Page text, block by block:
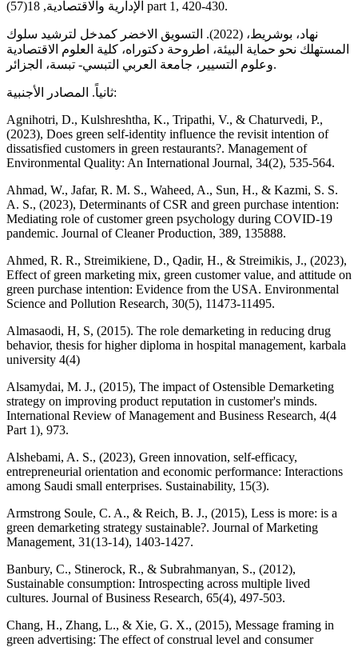
الإدارية والاقتصادية, 18(57) part 1, 420-430.
نهاد، بوشريط، (2022). التسويق الاخضر كمدخل لترشيد سلوك
المستهلك نحو حماية البيئة، اطروحة دكتوراه، كلية العلوم الاقتصادية
وعلوم التسيير، جامعة العربي التبسي- تبسة، الجزائر.
ثانياً. المصادر الأجنبية:
Agnihotri, D., Kulshreshtha, K., Tripathi, V., & Chaturvedi, P.,
(2023), Does green self-identity influence the revisit intention of
dissatisfied customers in green restaurants?. Management of
Ahmad, W., Jafar, R. M. S., Waheed, A., Sun, H., & Kazmi, S. S.
A. S., (2023), Determinants of CSR and green purchase intention:
Mediating role of customer green psychology during COVID-19
Ahmed, R. R., Streimikiene, D., Qadir, H., & Streimikis, J., (2023),
Effect of green marketing mix, green customer value, and attitude on
green purchase intention: Evidence from the USA. Environmental
Almasaodi, H, S, (2015). The role demarketing in reducing drug
behavior, thesis for higher diploma in hospital management, karbala
university 4(4)
Alsamydai, M. J., (2015), The impact of Ostensible Demarketing
strategy on improving product reputation in customer's minds.
International Review of Management and Business Research, 4(4
Alshebami, A. S., (2023), Green innovation, self-efficacy,
entrepreneurial orientation and economic performance: Interactions
Armstrong Soule, C. A., & Reich, B. J., (2015), Less is more: is a
green demarketing strategy sustainable?. Journal of Marketing
Banbury, C., Stinerock, R., & Subrahmanyan, S., (2012),
Sustainable consumption: Introspecting across multiple lived
Chang, H., Zhang, L., & Xie, G. X., (2015), Message framing in
green advertising: The effect of construal level and consumer